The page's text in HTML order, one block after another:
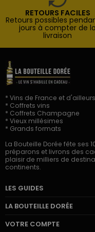
RETOURS FACILES
Retours possibles
jours à compter de la
livraison
* Vins de France et d'ailleurs
* Coffrets vins
* Coffrets Champagne
* Vieux millésimes
* Grands formats
La Bouteille Dorée fête ses
préparons et livrons des
plaisir de milliers de
continents.
LES GUIDES
LA BOUTEILLE DORÉE
VOTRE COMPTE